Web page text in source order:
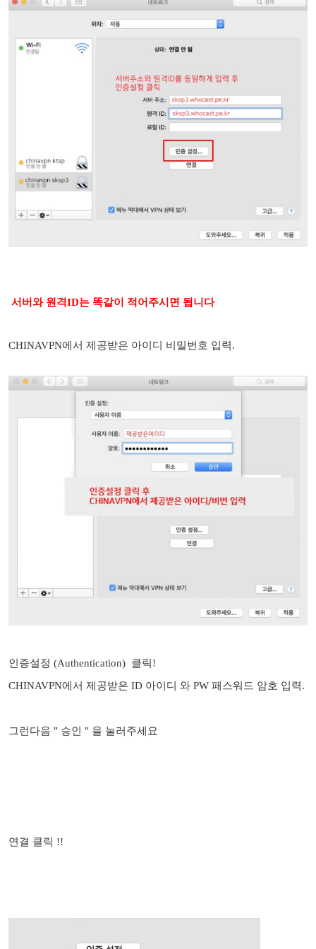
서버와 원격ID는 똑같이 적어주시면 됩니다
CHINAVPN에서 제공받은 아이디 비밀번호 입력.
인증설정 (Authentication) 클릭!
CHINAVPN에서 제공받은 ID 아이디 와 PW 패스워드 암호 입력.
그런다음 " 승인 " 을 눌러주세요
연결 클릭 !!